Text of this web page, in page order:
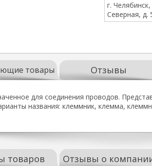
г. Челябинск,
Северная, д.
товары Отзывы
для соединения проводов.
названия: клеммник, клемма,
товаров Отзывы о